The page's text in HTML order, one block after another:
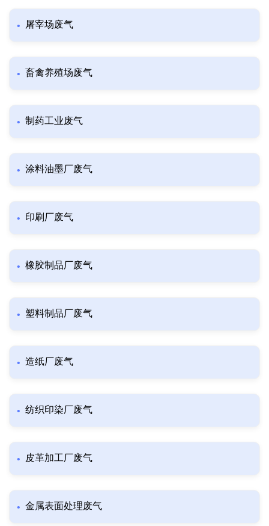
屠宰场废气
畜禽养殖场废气
制药工业废气
涂料油墨厂废气
印刷厂废气
橡胶制品厂废气
塑料制品厂废气
造纸厂废气
纺织印染厂废气
皮革加工厂废气
金属表面处理废气